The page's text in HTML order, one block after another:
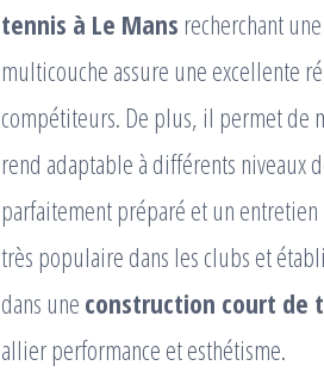
tennis à Le Mans recherchant
multicouche assure une excellente
compétiteurs. De plus, il permet de
rend adaptable à différents niveaux
parfaitement préparé et un
très populaire dans les clubs et
dans une construction court de
allier performance et esthétisme.